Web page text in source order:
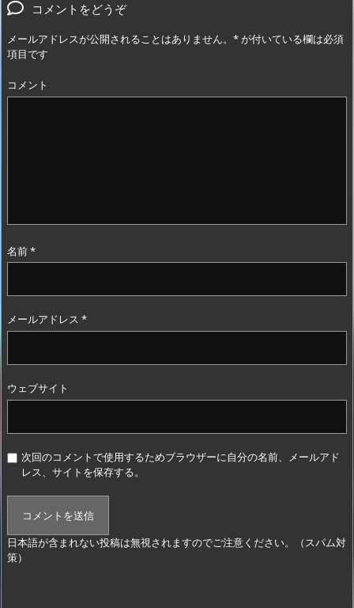
コメントをどうぞ
メールアドレスが公開されることはありません。 *が付いている欄は必須
項目です
コメント
名前*
メールアドレス *
ウェブサイト
次回のコメントで使用するためブラウザーに自分の名前、メールアド
レス、サイトを保存する。
日本語が含まれない投稿は無視されますのでご注意ください。（スパム対
策）